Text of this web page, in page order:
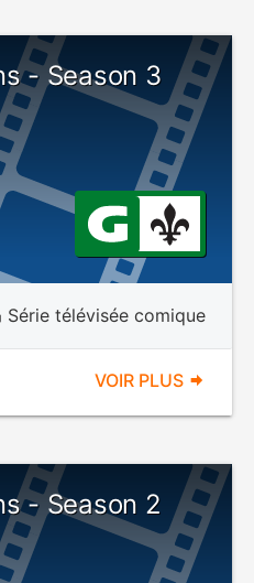
- Season 3
Série télévisée comique
VOIR PLUS
- Season 2